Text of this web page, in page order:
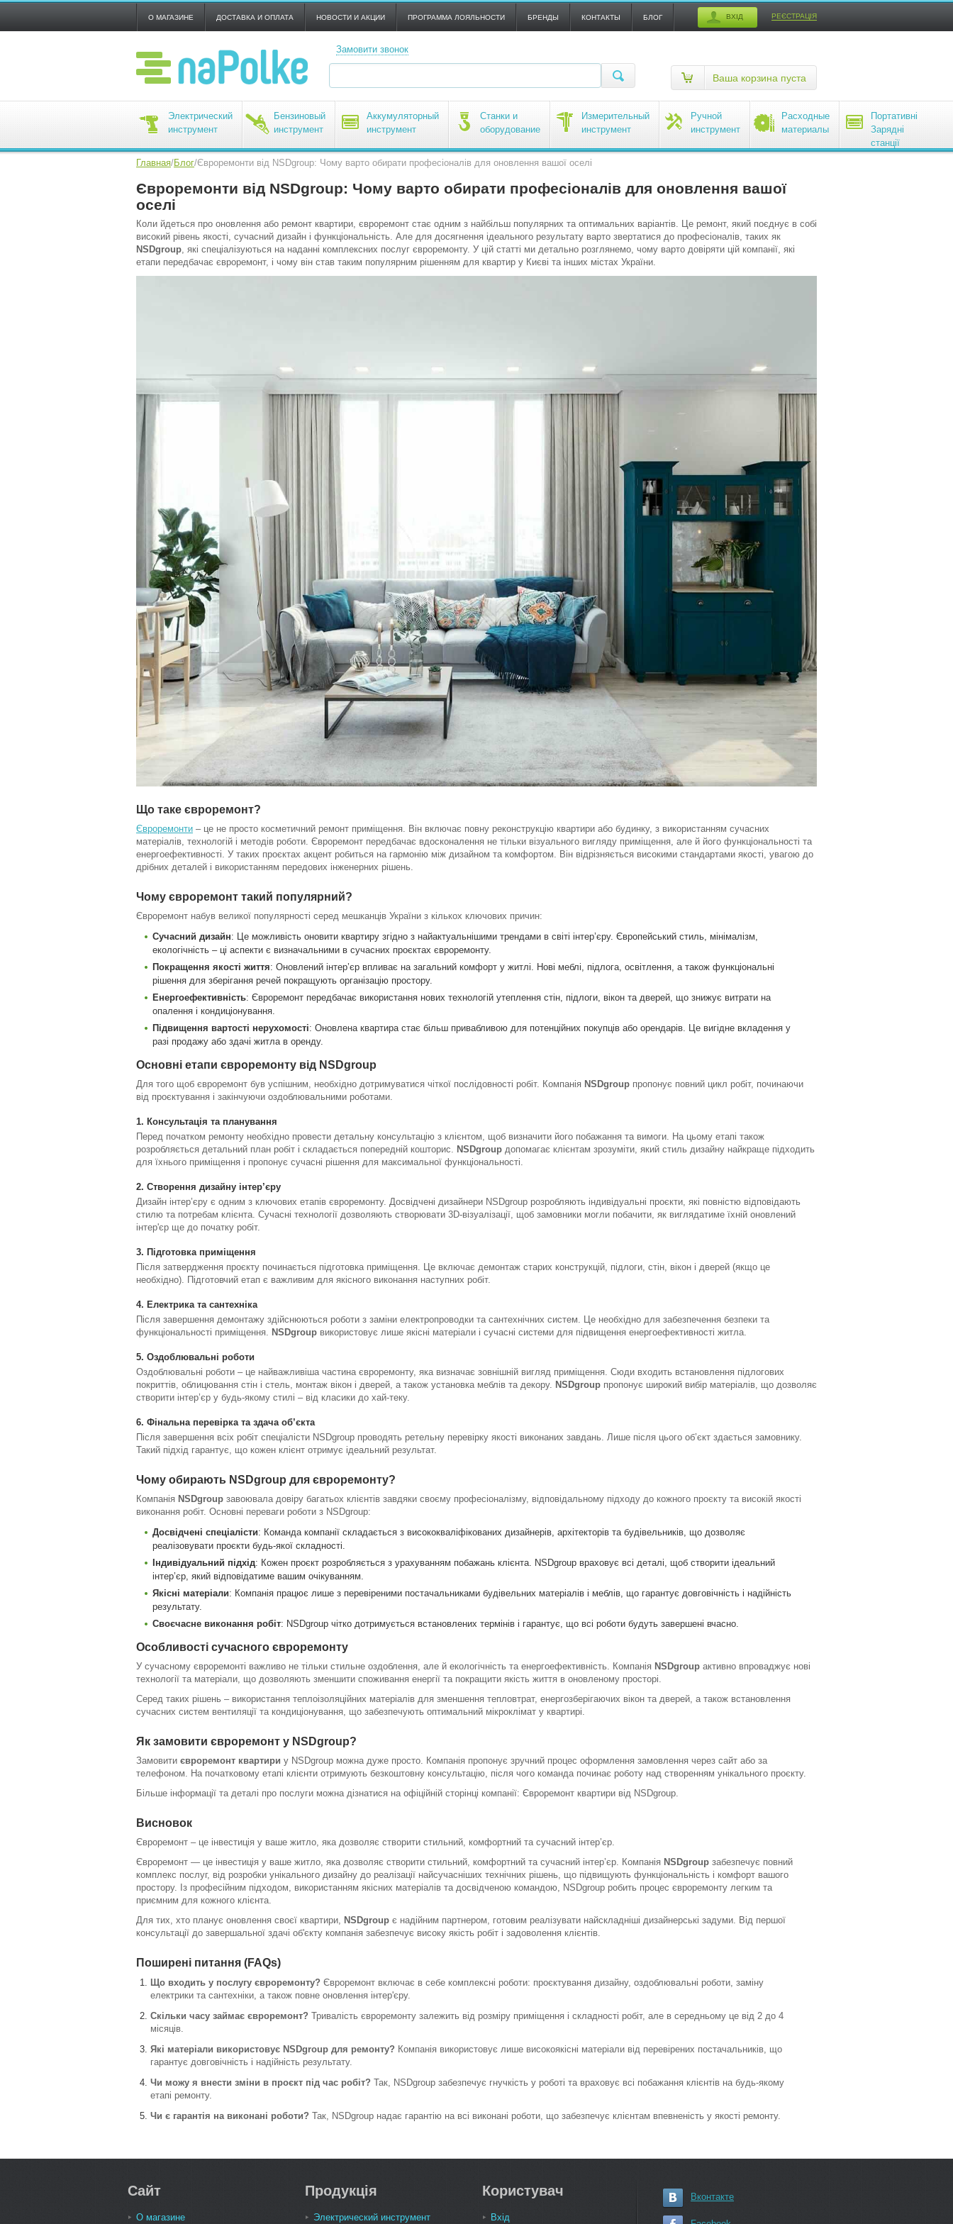
О МАГАЗИНЕ ДОСТАВКА И ОПЛАТА НОВОСТИ И АКЦИИ ПРОГРАММА ЛОЯЛЬНОСТИ БРЕНДЫ КОНТАКТЫ БЛОГ ВХІД РЕЄСТРАЦІЯ
Замовити звонок
Ваша корзина пуста
Электрический
инструмент
Бензиновый
инструмент
Аккумуляторный
инструмент
Станки и
оборудование
Измерительный
инструмент
Ручной
инструмент
Расходные
материалы
Портативні
Зарядні
станції
EcoFlow
Главная/Блог/Євроремонти від NSDgroup: Чому варто обирати професіоналів для оновлення вашої оселі
Євроремонти від NSDgroup: Чому варто обирати професіоналів для оновлення вашої
оселі
Коли йдеться про оновлення або ремонт квартири, євроремонт стає одним з найбільш популярних та оптимальних варіантів. Це ремонт, який поєднує в собі
високий рівень якості, сучасний дизайн і функціональність. Але для досягнення ідеального результату варто звертатися до професіоналів, таких як
NSDgroup, які спеціалізуються на наданні комплексних послуг євроремонту. У цій статті ми детально розглянемо, чому варто довіряти цій компанії, які
етапи передбачає євроремонт, і чому він став таким популярним рішенням для квартир у Києві та інших містах України.
Що таке євроремонт?
Євроремонти – це не просто косметичний ремонт приміщення. Він включає повну реконструкцію квартири або будинку, з використанням сучасних
матеріалів, технологій і методів роботи. Євроремонт передбачає вдосконалення не тільки візуального вигляду приміщення, але й його функціональності та
енергоефективності. У таких проєктах акцент робиться на гармонію між дизайном та комфортом. Він відрізняється високими стандартами якості, увагою до
дрібних деталей і використанням передових інженерних рішень.
Чому євроремонт такий популярний?
Євроремонт набув великої популярності серед мешканців України з кількох ключових причин:
Сучасний дизайн: Це можливість оновити квартиру згідно з найактуальнішими трендами в світі інтер’єру. Європейський стиль, мінімалізм,
екологічність – ці аспекти є визначальними в сучасних проєктах євроремонту.
Покращення якості життя: Оновлений інтер’єр впливає на загальний комфорт у житлі. Нові меблі, підлога, освітлення, а також функціональні
рішення для зберігання речей покращують організацію простору.
Енергоефективність: Євроремонт передбачає використання нових технологій утеплення стін, підлоги, вікон та дверей, що знижує витрати на
опалення і кондиціонування.
Підвищення вартості нерухомості: Оновлена квартира стає більш привабливою для потенційних покупців або орендарів. Це вигідне вкладення у
разі продажу або здачі житла в оренду.
Основні етапи євроремонту від NSDgroup
Для того щоб євроремонт був успішним, необхідно дотримуватися чіткої послідовності робіт. Компанія NSDgroup пропонує повний цикл робіт, починаючи
від проєктування і закінчуючи оздоблювальними роботами.
1. Консультація та планування
Перед початком ремонту необхідно провести детальну консультацію з клієнтом, щоб визначити його побажання та вимоги. На цьому етапі також
розробляється детальний план робіт і складається попередній кошторис. NSDgroup допомагає клієнтам зрозуміти, який стиль дизайну найкраще підходить
для їхнього приміщення і пропонує сучасні рішення для максимальної функціональності.
2. Створення дизайну інтер’єру
Дизайн інтер’єру є одним з ключових етапів євроремонту. Досвідчені дизайнери NSDgroup розробляють індивідуальні проєкти, які повністю відповідають
стилю та потребам клієнта. Сучасні технології дозволяють створювати 3D-візуалізації, щоб замовники могли побачити, як виглядатиме їхній оновлений
інтер'єр ще до початку робіт.
3. Підготовка приміщення
Після затвердження проєкту починається підготовка приміщення. Це включає демонтаж старих конструкцій, підлоги, стін, вікон і дверей (якщо це
необхідно). Підготовчий етап є важливим для якісного виконання наступних робіт.
4. Електрика та сантехніка
Після завершення демонтажу здійснюються роботи з заміни електропроводки та сантехнічних систем. Це необхідно для забезпечення безпеки та
функціональності приміщення. NSDgroup використовує лише якісні матеріали і сучасні системи для підвищення енергоефективності житла.
5. Оздоблювальні роботи
Оздоблювальні роботи – це найважливіша частина євроремонту, яка визначає зовнішній вигляд приміщення. Сюди входить встановлення підлогових
покриттів, облицювання стін і стель, монтаж вікон і дверей, а також установка меблів та декору. NSDgroup пропонує широкий вибір матеріалів, що дозволяє
створити інтер’єр у будь-якому стилі – від класики до хай-теку.
6. Фінальна перевірка та здача об’єкта
Після завершення всіх робіт спеціалісти NSDgroup проводять ретельну перевірку якості виконаних завдань. Лише після цього об’єкт здається замовнику.
Такий підхід гарантує, що кожен клієнт отримує ідеальний результат.
Чому обирають NSDgroup для євроремонту?
Компанія NSDgroup завоювала довіру багатьох клієнтів завдяки своєму професіоналізму, відповідальному підходу до кожного проєкту та високій якості
виконання робіт. Основні переваги роботи з NSDgroup:
Досвідчені спеціалісти: Команда компанії складається з висококваліфікованих дизайнерів, архітекторів та будівельників, що дозволяє
реалізовувати проєкти будь-якої складності.
Індивідуальний підхід: Кожен проєкт розробляється з урахуванням побажань клієнта. NSDgroup враховує всі деталі, щоб створити ідеальний
інтер’єр, який відповідатиме вашим очікуванням.
Якісні матеріали: Компанія працює лише з перевіреними постачальниками будівельних матеріалів і меблів, що гарантує довговічність і надійність
результату.
Своєчасне виконання робіт: NSDgroup чітко дотримується встановлених термінів і гарантує, що всі роботи будуть завершені вчасно.
Особливості сучасного євроремонту
У сучасному євроремонті важливо не тільки стильне оздоблення, але й екологічність та енергоефективність. Компанія NSDgroup активно впроваджує нові
технології та матеріали, що дозволяють зменшити споживання енергії та покращити якість життя в оновленому просторі.
Серед таких рішень – використання теплоізоляційних матеріалів для зменшення тепловтрат, енергозберігаючих вікон та дверей, а також встановлення
сучасних систем вентиляції та кондиціонування, що забезпечують оптимальний мікроклімат у квартирі.
Як замовити євроремонт у NSDgroup?
Замовити євроремонт квартири у NSDgroup можна дуже просто. Компанія пропонує зручний процес оформлення замовлення через сайт або за
телефоном. На початковому етапі клієнти отримують безкоштовну консультацію, після чого команда починає роботу над створенням унікального проєкту.
Більше інформації та деталі про послуги можна дізнатися на офіційній сторінці компанії: Євроремонт квартири від NSDgroup.
Висновок
Євроремонт – це інвестиція у ваше житло, яка дозволяє створити стильний, комфортний та сучасний інтер’єр.
Євроремонт — це інвестиція у ваше житло, яка дозволяє створити стильний, комфортний та сучасний інтер’єр. Компанія NSDgroup забезпечує повний
комплекс послуг, від розробки унікального дизайну до реалізації найсучасніших технічних рішень, що підвищують функціональність і комфорт вашого
простору. Із професійним підходом, використанням якісних матеріалів та досвідченою командою, NSDgroup робить процес євроремонту легким та
приємним для кожного клієнта.
Для тих, хто планує оновлення своєї квартири, NSDgroup є надійним партнером, готовим реалізувати найскладніші дизайнерські задуми. Від першої
консультації до завершальної здачі об'єкту компанія забезпечує високу якість робіт і задоволення клієнтів.
Поширені питання (FAQs)
Що входить у послугу євроремонту? Євроремонт включає в себе комплексні роботи: проєктування дизайну, оздоблювальні роботи, заміну
електрики та сантехніки, а також повне оновлення інтер'єру.
Скільки часу займає євроремонт? Тривалість євроремонту залежить від розміру приміщення і складності робіт, але в середньому це від 2 до 4
місяців.
Які матеріали використовує NSDgroup для ремонту? Компанія використовує лише високоякісні матеріали від перевірених постачальників, що
гарантує довговічність і надійність результату.
Чи можу я внести зміни в проєкт під час робіт? Так, NSDgroup забезпечує гнучкість у роботі та враховує всі побажання клієнтів на будь-якому
етапі ремонту.
Чи є гарантія на виконані роботи? Так, NSDgroup надає гарантію на всі виконані роботи, що забезпечує клієнтам впевненість у якості ремонту.
Сайт
О магазине
Продукція
Электрический инструмент
Користувач
Вхід
Вконтакте